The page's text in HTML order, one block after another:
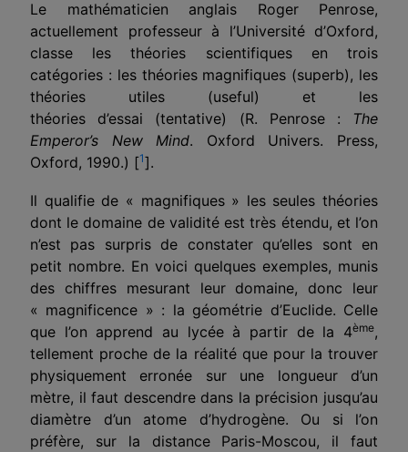
Le mathématicien anglais Roger Penrose,
actuellement professeur à l’Université d’Oxford,
classe les théories scientifiques en trois
catégories : les théories magnifiques (superb), les
théories utiles (useful) et les
théories d’essai (tentative) (R. Penrose : The
Emperor’s New Mind. Oxford Univers. Press,
Oxford, 1990.) [1].
Il qualifie de « magnifiques » les seules théories
dont le domaine de validité est très étendu, et l’on
n’est pas surpris de constater qu’elles sont en
petit nombre. En voici quelques exemples, munis
des chiffres mesurant leur domaine, donc leur
« magnificence » : la géométrie d’Euclide. Celle
que l’on apprend au lycée à partir de la 4ème,
tellement proche de la réalité que pour la trouver
physiquement erronée sur une longueur d’un
mètre, il faut descendre dans la précision jusqu’au
diamètre d’un atome d’hydrogène. Ou si l’on
préfère, sur la distance Paris-Moscou, il faut